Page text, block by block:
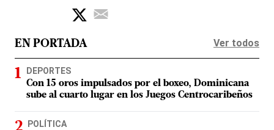
EN PORTADA Ver todos
DEPORTES
Con 15 oros impulsados por el boxeo, Dominicana
sube al cuarto lugar en los Juegos Centrocaribeños
POLÍTICA